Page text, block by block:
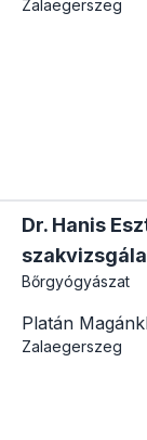
Zalaegerszeg
Dr. Hanis
Bőrgyógyászat
Platán
Zalaegerszeg